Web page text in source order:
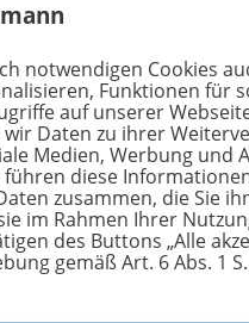
notwendigen Cookies
Funktionen für
auf unserer
Daten zu ihrer
Medien, Werbung und
diese
zusammen, die Sie
im Rahmen Ihrer
des Buttons „Alle
gemäß Art. 6 Abs. 1 S.